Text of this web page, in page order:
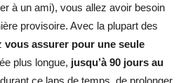
à un ami), vous allez avoir besoin
provisoire. Avec la plupart des
vous assurer pour une seule
plus longue, jusqu’à 90 jours au
ce laps de temps, de prolonger